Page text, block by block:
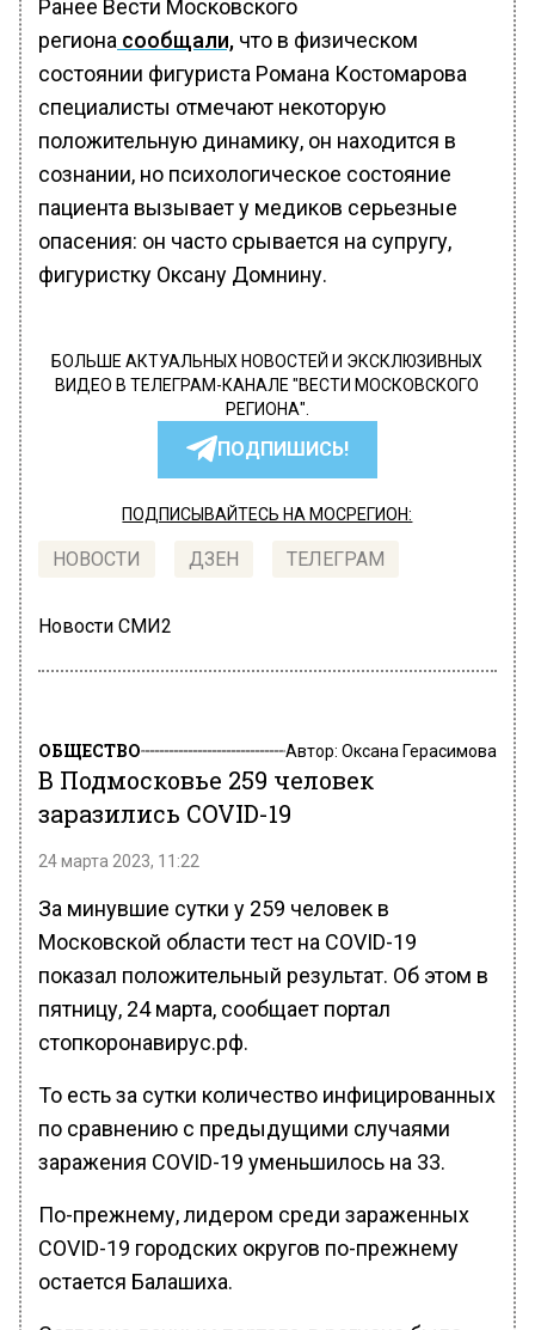
Ранее Вести Московского
региона сообщали, что в физическом
состоянии фигуриста Романа Костомарова
специалисты отмечают некоторую
положительную динамику, он находится в
сознании, но психологическое состояние
пациента вызывает у медиков серьезные
опасения: он часто срывается на супругу,
фигуристку Оксану Домнину.
БОЛЬШЕ АКТУАЛЬНЫХ НОВОСТЕЙ И ЭКСКЛЮЗИВНЫХ
ВИДЕО В ТЕЛЕГРАМ-КАНАЛЕ "ВЕСТИ МОСКОВСКОГО
РЕГИОНА".
ПОДПИШИСЬ!
ПОДПИСЫВАЙТЕСЬ НА МОСРЕГИОН:
НОВОСТИ ДЗЕН ТЕЛЕГРАМ
Новости СМИ2
ОБЩЕСТВО Автор: Оксана Герасимова
В Подмосковье 259 человек
заразились COVID-19
24 марта 2023, 11:22
За минувшие сутки у 259 человек в
Московской области тест на COVID-19
показал положительный результат. Об этом в
пятницу, 24 марта, сообщает портал
стопкоронавирус.рф.
То есть за сутки количество инфицированных
по сравнению с предыдущими случаями
заражения COVID-19 уменьшилось на 33.
По-прежнему, лидером среди зараженных
СOVID-19 городских округов по-прежнему
остается Балашиха.